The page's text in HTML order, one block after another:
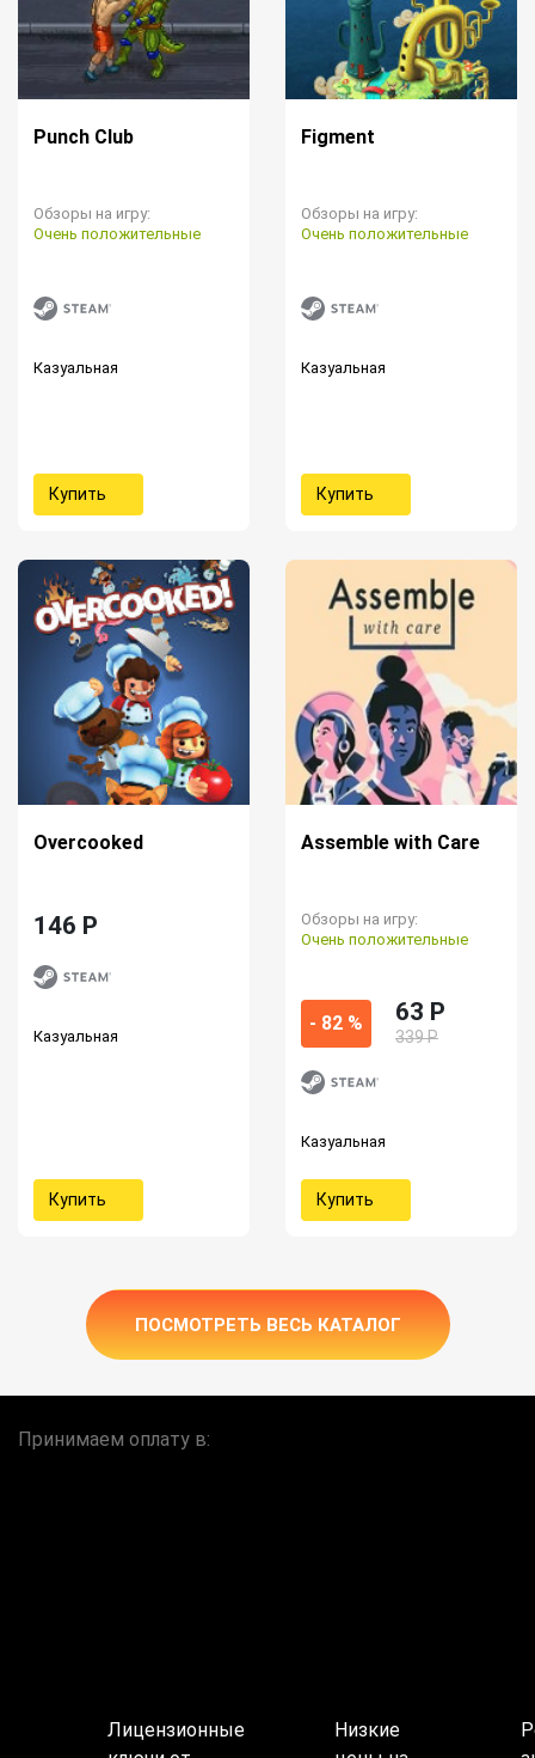
Punch Club
Обзоры на игру:
Очень положительные
Казуальная
Купить
Figment
Обзоры на игру:
Очень положительные
Казуальная
Купить
Overcooked
146 P
Казуальная
Купить
Assemble with Care
Обзоры на игру:
Очень положительные
- 82 % 63 P
339 Р
Казуальная
Купить
ПОСМОТРЕТЬ ВЕСЬ КАТАЛОГ
Принимаем оплату в:
Лицензионные
Низкие